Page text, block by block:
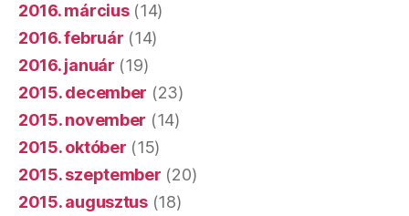
2016. március(14)
2016. február (14)
2016. január (19)
2015. december (23)
2015. november (14)
2015. október (15)
2015. szeptember (20)
2015. augusztus(18)